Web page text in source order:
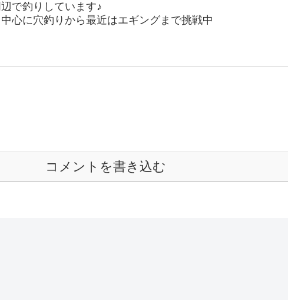
で釣りしています♪
心に穴釣りから最近はエギングまで挑戦中
コメントを書き込む